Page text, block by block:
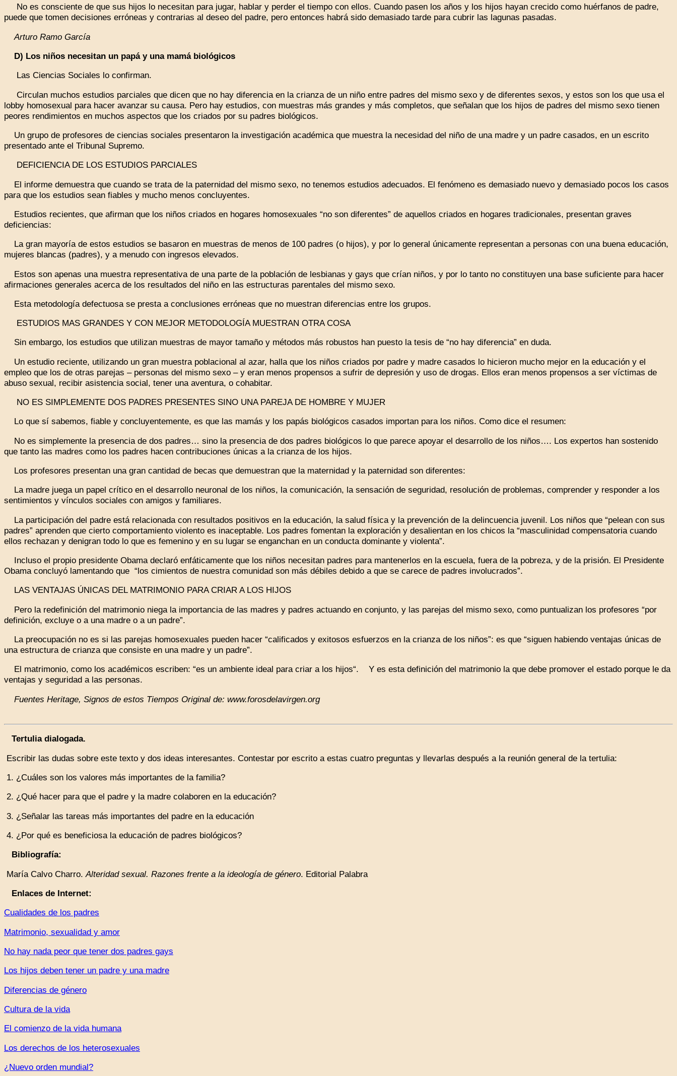
No es consciente de que sus hijos lo necesitan para jugar, hablar y perder el tiempo con ellos. Cuando pasen los años y los hijos hayan crecido como huérfanos de padre,
puede que tomen decisiones erróneas y contrarias al deseo del padre, pero entonces habrá sido demasiado tarde para cubrir las lagunas pasadas.
Arturo Ramo García
D) Los niños necesitan un papá y una mamá biológicos
Las Ciencias Sociales lo confirman.
Circulan muchos estudios parciales que dicen que no hay diferencia en la crianza de un niño entre padres del mismo sexo y de diferentes sexos, y estos son los que usa el
lobby homosexual para hacer avanzar su causa. Pero hay estudios, con muestras más grandes y más completos, que señalan que los hijos de padres del mismo sexo tienen
peores rendimientos en muchos aspectos que los criados por su padres biológicos.
Un grupo de profesores de ciencias sociales presentaron la investigación académica que muestra la necesidad del niño de una madre y un padre casados, en un escrito
presentado ante el Tribunal Supremo.
DEFICIENCIA DE LOS ESTUDIOS PARCIALES
El informe demuestra que cuando se trata de la paternidad del mismo sexo, no tenemos estudios adecuados. El fenómeno es demasiado nuevo y demasiado pocos los casos
para que los estudios sean fiables y mucho menos concluyentes.
Estudios recientes, que afirman que los niños criados en hogares homosexuales “no son diferentes” de aquellos criados en hogares tradicionales, presentan graves
deficiencias:
La gran mayoría de estos estudios se basaron en muestras de menos de 100 padres (o hijos), y por lo general únicamente representan a personas con una buena educación,
mujeres blancas (padres), y a menudo con ingresos elevados.
Estos son apenas una muestra representativa de una parte de la población de lesbianas y gays que crían niños, y por lo tanto no constituyen una base suficiente para hacer
afirmaciones generales acerca de los resultados del niño en las estructuras parentales del mismo sexo.
Esta metodología defectuosa se presta a conclusiones erróneas que no muestran diferencias entre los grupos.
ESTUDIOS MAS GRANDES Y CON MEJOR METODOLOGÍA MUESTRAN OTRA COSA
Sin embargo, los estudios que utilizan muestras de mayor tamaño y métodos más robustos han puesto la tesis de “no hay diferencia” en duda.
Un estudio reciente, utilizando un gran muestra poblacional al azar, halla que los niños criados por padre y madre casados lo hicieron mucho mejor en la educación y el
empleo que los de otras parejas – personas del mismo sexo – y eran menos propensos a sufrir de depresión y uso de drogas. Ellos eran menos propensos a ser víctimas de
abuso sexual, recibir asistencia social, tener una aventura, o cohabitar.
NO ES SIMPLEMENTE DOS PADRES PRESENTES SINO UNA PAREJA DE HOMBRE Y MUJER
Lo que sí sabemos, fiable y concluyentemente, es que las mamás y los papás biológicos casados importan para los niños. Como dice el resumen:
No es simplemente la presencia de dos padres… sino la presencia de dos padres biológicos lo que parece apoyar el desarrollo de los niños…. Los expertos han sostenido
que tanto las madres como los padres hacen contribuciones únicas a la crianza de los hijos.
Los profesores presentan una gran cantidad de becas que demuestran que la maternidad y la paternidad son diferentes:
La madre juega un papel crítico en el desarrollo neuronal de los niños, la comunicación, la sensación de seguridad, resolución de problemas, comprender y responder a los
sentimientos y vínculos sociales con amigos y familiares.
La participación del padre está relacionada con resultados positivos en la educación, la salud física y la prevención de la delincuencia juvenil. Los niños que “pelean con sus
padres” aprenden que cierto comportamiento violento es inaceptable. Los padres fomentan la exploración y desalientan en los chicos la “masculinidad compensatoria cuando
ellos rechazan y denigran todo lo que es femenino y en su lugar se enganchan en un conducta dominante y violenta”.
Incluso el propio presidente Obama declaró enfáticamente que los niños necesitan padres para mantenerlos en la escuela, fuera de la pobreza, y de la prisión. El Presidente
Obama concluyó lamentando que “los cimientos de nuestra comunidad son más débiles debido a que se carece de padres involucrados”.
LAS VENTAJAS ÚNICAS DEL MATRIMONIO PARA CRIAR A LOS HIJOS
Pero la redefinición del matrimonio niega la importancia de las madres y padres actuando en conjunto, y las parejas del mismo sexo, como puntualizan los profesores “por
definición, excluye o a una madre o a un padre”.
La preocupación no es si las parejas homosexuales pueden hacer “calificados y exitosos esfuerzos en la crianza de los niños”: es que “siguen habiendo ventajas únicas de
una estructura de crianza que consiste en una madre y un padre”.
El matrimonio, como los académicos escriben: “es un ambiente ideal para criar a los hijos“. Y es esta definición del matrimonio la que debe promover el estado porque le da
ventajas y seguridad a las personas.
Fuentes Heritage, Signos de estos Tiempos Original de: www.forosdelavirgen.org
Tertulia dialogada.
Escribir las dudas sobre este texto y dos ideas interesantes. Contestar por escrito a estas cuatro preguntas y llevarlas después a la reunión general de la tertulia:
1. ¿Cuáles son los valores más importantes de la familia?
2. ¿Qué hacer para que el padre y la madre colaboren en la educación?
3. ¿Señalar las tareas más importantes del padre en la educación
4. ¿Por qué es beneficiosa la educación de padres biológicos?
Bibliografía:
María Calvo Charro. Alteridad sexual. Razones frente a la ideología de género. Editorial Palabra
Enlaces de Internet:
Cualidades de los padres
Matrimonio, sexualidad y amor
No hay nada peor que tener dos padres gays
Los hijos deben tener un padre y una madre
Diferencias de género
Cultura de la vida
El comienzo de la vida humana
Los derechos de los heterosexuales
¿Nuevo orden mundial?